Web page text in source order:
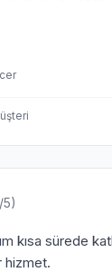
5)
kısa sürede
hizmet.